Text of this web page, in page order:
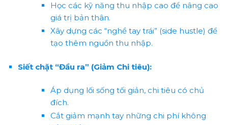
Học các kỹ năng thu nhập cao để nâng cao
giá trị bản thân.
Xây dựng các “nghề tay trái” (side hustle) để
tạo thêm nguồn thu nhập.
Siết chặt “Đầu ra” (Giảm Chi tiêu):
Áp dụng lối sống tối giản, chi tiêu có chủ
đích.
Cắt giảm mạnh tay những chi phí không